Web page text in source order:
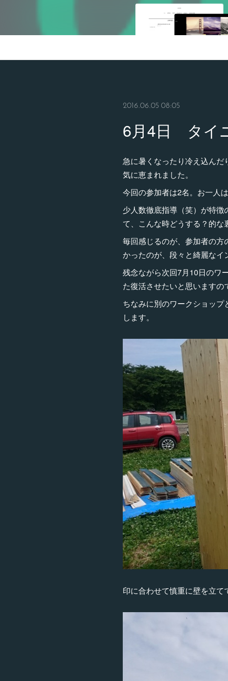
2016.06.05 08:05
6月4日 タイ
急に暑くなったり冷え込ん
気に恵まれました。
今回の参加者は2名。お一人
少人数徹底指導（笑）が特徴
て、こんな時どうする？的な
毎回感じるのが、参加者の
かったのが、段々と綺麗なイ
残念ながら次回7月10日のワ
た復活させたいと思いますの
ちなみに別のワークショッ
します。
印に合わせて慎重に壁を立て